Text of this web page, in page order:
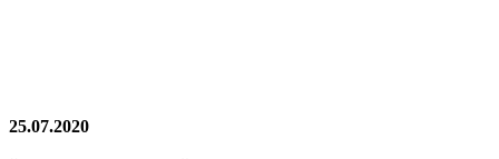
25.07.2020